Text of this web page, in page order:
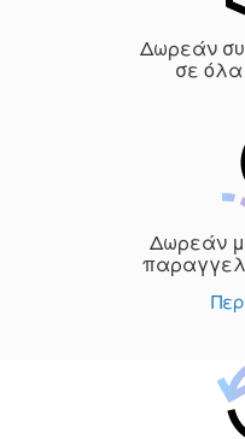
Δωρεάν
σε όλα
Δωρεάν